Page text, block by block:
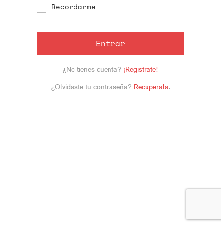
Recordarme
Entrar
¿No tienes cuenta? ¡Registrate!
¿Olvidaste tu contraseña? Recuperala.